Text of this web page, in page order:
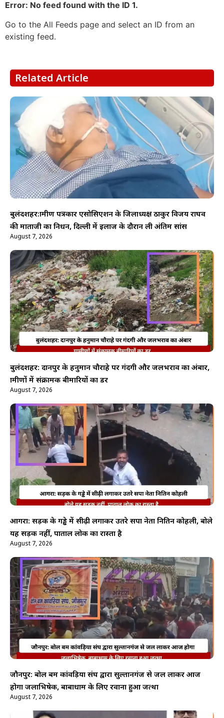
Error: No feed found with the ID 1.
Go to the All Feeds page and select an ID from an
existing feed.
Related Article
बुलंदशहर:ग्रामीण पत्रकार एसोसिएशन के जिलाध्यक्ष ठाकुर विजय राघव
की माताजी का निधन, दिल्ली में इलाज के दौरान ली अंतिम सांस
August 7, 2026
बुलंदशहर: दानपुर के हनुमान चौराहे पर गंदगी और जलभराव का अंबार,
ग्रामीणों में संक्रामक बीमारियों का डर
August 7, 2026
आगरा: सड़क के गड्ढे में सीढ़ी लगाकर उतरे सपा नेता नितिन कोहली, बोले
यह सड़क नहीं, पाताल लोक का रास्ता है
August 7, 2026
जौनपुर: बोल बम कांवड़िया संघ द्वारा सुल्तानगंज से जल लाकर आज
होगा जलाभिषेक, बाबाधाम के लिए रवाना हुआ जत्था
August 7, 2026